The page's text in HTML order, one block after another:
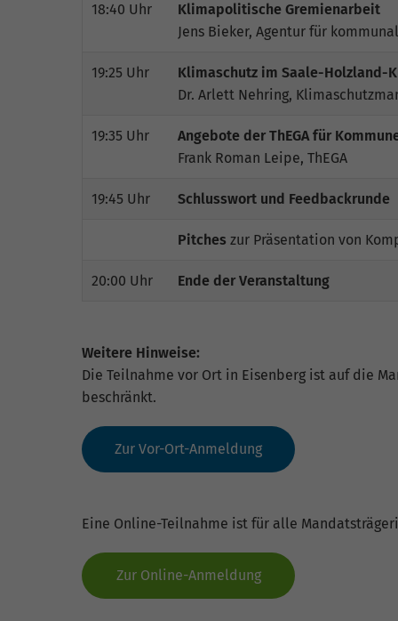
18:40 Uhr
Klimapolitische Gremienarbeit
Jens Bieker, Agentur für
19:25 Uhr
Klimaschutz im Saale-Holzland-
Dr. Arlett Nehring,
19:35 Uhr
Angebote der ThEGA für
Frank Roman Leipe, ThEGA
19:45 Uhr Schlusswort und Feedbackrunde
Pitches zur Präsentation von
20:00 Uhr Ende der Veranstaltung
Weitere Hinweise:
Die Teilnahme vor Ort in Eisenberg ist auf die
beschränkt.
Zur Vor-Ort-Anmeldung
Eine Online-Teilnahme ist für alle
Zur Online-Anmeldung